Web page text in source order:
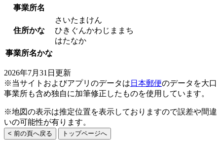
事業所名
住所かな
さいたまけん
ひきぐんかわじままち
はたなか
事業所名かな
2026年7月31日更新
※当サイトおよびアプリのデータは 日本郵便のデータを大口
事業所も含め独自に加筆修正したものを使用しています。
※地図の表示は推定位置を表示しておりますので誤差や間違
いの可能性が有ります。
< 前の頁へ戻る トップページへ